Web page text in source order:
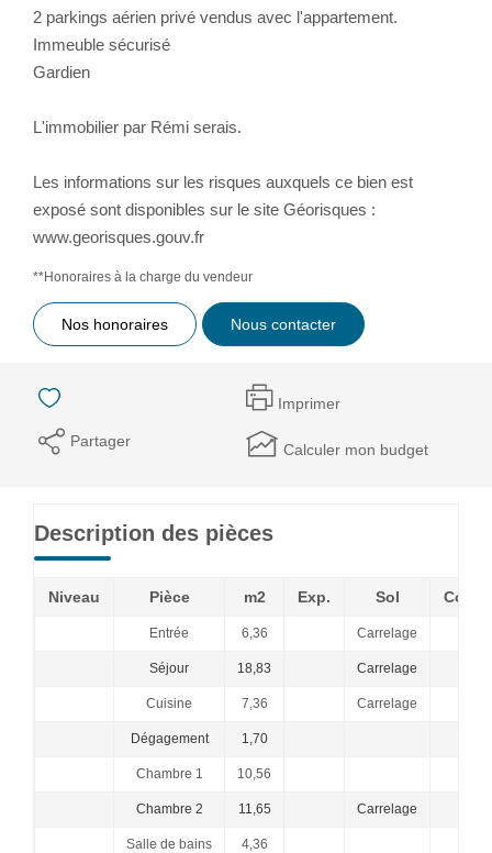
2 parkings aérien privé vendus avec l'appartement.
Immeuble sécurisé
Gardien
L'immobilier par Rémi serais.
Les informations sur les risques auxquels ce bien est
exposé sont disponibles sur le site Géorisques :
www.georisques.gouv.fr
**Honoraires à la charge du vendeur
Nos honoraires Nous contacter
Imprimer
Partager Calculer mon budget
Description des pièces
Niveau Pièce m2 Exp. Sol
Entrée 6,36 Carrelage
Séjour 18,83 Carrelage
Cuisine 7,36 Carrelage
Dégagement 1,70
Chambre 1 10,56
Chambre 2 11,65 Carrelage
Salle de bains 4,36